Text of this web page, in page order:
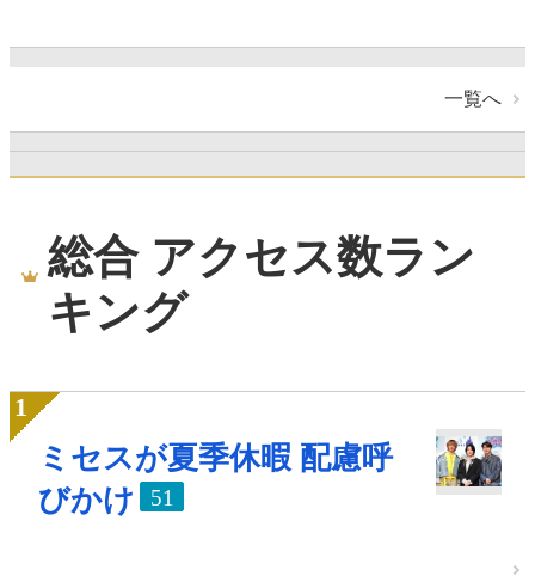
一覧へ
総合 アクセス数ラン
キング
ミセスが夏季休暇 配慮呼
びかけ
51